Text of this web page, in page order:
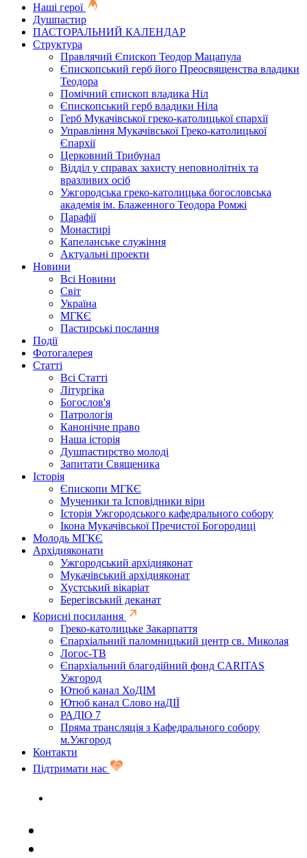
Наші герої
Душпастир
ПАСТОРАЛЬНИЙ КАЛЕНДАР
Структура
Правлячий Єпископ Теодор Мацапула
Єпископський герб його Преосвященства владики
Теодора
Помічний єпископ владика Ніл
Єпископський герб владики Ніла
Герб Мукачівської греко-католицької єпархії
Управління Мукачівської Греко-католицької
Єпархії
Церковний Трибунал
Відділ у справах захисту неповнолітніх та
вразливих осіб
Ужгородська греко-католицька богословська
академія ім. Блаженного Теодора Ромжі
Парафії
Монастирі
Капеланське служіння
Актуальні проекти
Новини
Всі Новини
Світ
Україна
МГКЄ
Пастирські послання
Події
Фотогалерея
Статті
Всі Статті
Літургіка
Богослов'я
Патрологія
Канонічне право
Наша історія
Душпастирство молоді
Запитати Священика
Історія
Єпископи МГКЄ
Мученики та Ісповідники віри
Історія Ужгородського кафедрального собору
Ікона Мукачівської Пречистої Богородиці
Молодь МГКЄ
Архідияконати
Ужгородський архідияконат
Мукачівський архідияконат
Хустський вікаріат
Берегівський деканат
Корисні посилання
Греко-католицьке Закарпаття
Єпархіальний паломницький центр св. Миколая
Логос-ТВ
Єпархіальний благодійний фонд CARITAS
Ужгород
Ютюб канал ХоДІМ
Ютюб канал Слово наДІЇ
РАДІО 7
Пряма трансляція з Кафедрального собору
м.Ужгород
Контакти
Підтримати нас